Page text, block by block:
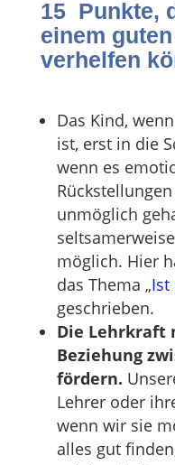
15 Punkte,
einem
verhelfen
Das Kind,
ist, erst in die
wenn es
unmöglich
möglich. Hier
das Thema „Ist
geschrieben.
Die Lehrkraft
Beziehung
fördern.
Lehrer oder
wenn wir sie
alles gut